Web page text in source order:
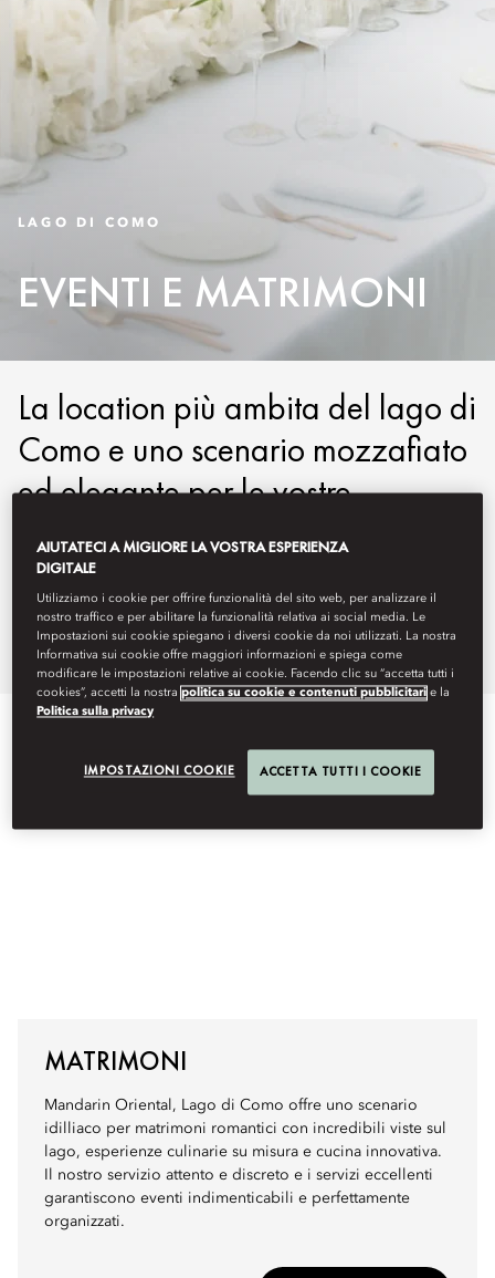
LAGO DI COMO
EVENTI E MATRIMONI
La location più ambita del lago di
Como e uno scenario mozzafiato
ed elegante per le vostre
occasioni speciali.
+39 031 32 511
Scheda informativa
MATRIMONI
Mandarin Oriental, Lago di Como offre uno scenario
idilliaco per matrimoni romantici con incredibili viste sul
lago, esperienze culinarie su misura e cucina innovativa.
Il nostro servizio attento e discreto e i servizi eccellenti
garantiscono eventi indimenticabili e perfettamente
organizzati.
AIUTATECI A MIGLIORE LA VOSTRA ESPERIENZA
DIGITALE
Utilizziamo i cookie per offrire funzionalità del sito web, per analizzare il
nostro traffico e per abilitare la funzionalità relativa ai social media. Le
Impostazioni sui cookie spiegano i diversi cookie da noi utilizzati. La nostra
Informativa sui cookie offre maggiori informazioni e spiega come
modificare le impostazioni relative ai cookie. Facendo clic su “accetta tutti i
cookies”, accetti la nostrapolitica su cookie e contenuti pubblicitari e la
Politica sulla privacy
IMPOSTAZIONI COOKIE ACCETTA TUTTI I COOKIE